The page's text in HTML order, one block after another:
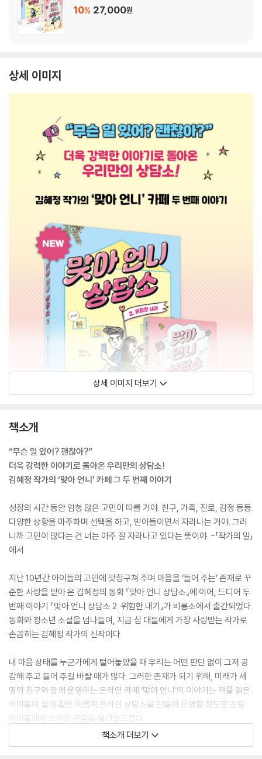
10% 27,000원
상세 이미지
상세 이미지 더보기
책소개
“무슨 일 있어? 괜찮아?”
더욱 강력한 이야기로 돌아온 우리만의 상담소!
김혜정 작가의 ‘맞아 언니’ 카페 그 두 번째 이야기
성장의 시간 동안 엄청 많은 고민이 따를 거야. 친구, 가족, 진로, 감정 등등.
다양한 상황을 마주하며 선택을 하고, 받아들이면서 자라나는 거야. 그러
니까 고민이 많다는 건 너는 아주 잘 자라나고 있다는 뜻이야. -「작가의 말」
에서
지난 10년간 아이들의 고민에 맞장구쳐 주며 마음을 ‘들어 주는’ 존재로 꾸
준한 사랑을 받아 온 김혜정의 동화 『맞아 언니 상담소』에 이어, 드디어 두
번째 이야기 『맞아 언니 상담소 2. 위험한 내기』가 비룡소에서 출간되었다.
동화와 청소년 소설을 넘나들며, 지금 십 대들에게 가장 사랑받는 작가로
손꼽히는 김혜정 작가의 신작이다.
내 마음 상태를 누군가에게 털어놓았을 때 우리는 어떤 판단 없이 그저 공
감해 주고 들어 주길 바랄 때가 많다. 그러한 존재가 되기 위해, 미래가 세
명의 친구와 함께 운영하는 온라인 카페 ‘맞아 언니’의 이야기는 책을 읽은
아이들이 실제 같은 이름의 온라인 상담소를 만들어 운영할 정도로 초등
아이들에게 뜨거운 공감을 불러일으켰다.
2권에서는 6학년이 된 맞아 언니 운영진들이 서로 조금씩 달라진 환경 속
책소개 더보기